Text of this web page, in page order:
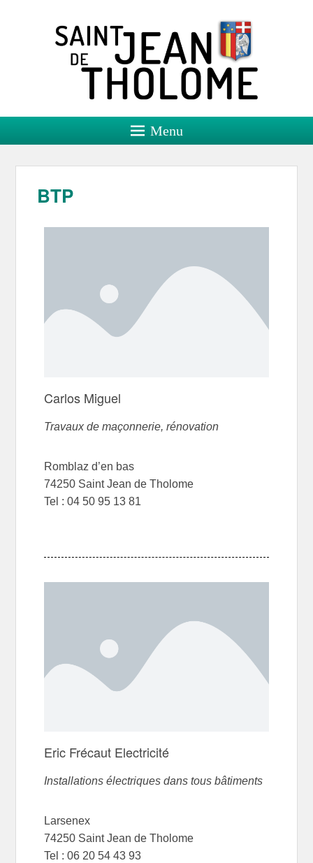
Saint Jean de Tholome
Site officiel
Menu
BTP
Carlos Miguel
Travaux de maçonnerie, rénovation
Romblaz d’en bas
74250 Saint Jean de Tholome
Tel : 04 50 95 13 81
Eric Frécaut Electricité
Installations électriques dans tous bâtiments
Larsenex
74250 Saint Jean de Tholome
Tel : 06 20 54 43 93